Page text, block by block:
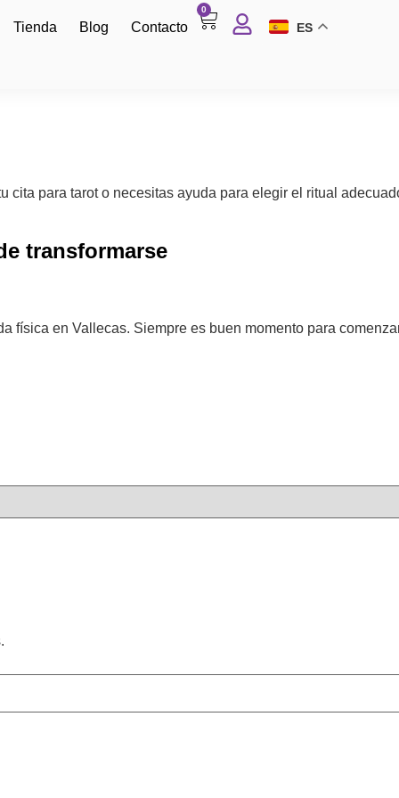
Tienda Blog Contacto
0
ES
cita para tarot o necesitas ayuda para elegir el ritual
transformarse
física en Vallecas. Siempre es buen momento para